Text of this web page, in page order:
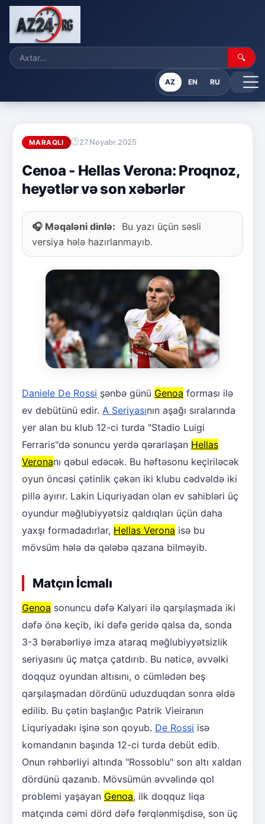
🔍
AZ EN RU
MARAQLI 27.Noyabr.2025
Cenoa - Hellas Verona: Proqnoz,
heyətlər və son xəbərlər
🎧 Məqaləni dinlə:
Bu yazı üçün səsli
versiya hələ hazırlanmayıb.
Daniele De Rossi şənbə günü Genoa forması ilə
ev debütünü edir. A Seriyasının aşağı sıralarında
yer alan bu klub 12-ci turda "Stadio Luigi
Ferraris"də sonuncu yerdə qərarlaşan Hellas
Veronanı qəbul edəcək. Bu həftəsonu keçiriləcək
oyun öncəsi çətinlik çəkən iki klubu cədvəldə iki
pillə ayırır. Lakin Liquriyadan olan ev sahibləri üç
oyundur məğlubiyyətsiz qaldıqları üçün daha
yaxşı formadadırlar, Hellas Verona isə bu
mövsüm hələ də qələbə qazana bilməyib.
Matçın İcmalı
Genoa sonuncu dəfə Kalyari ilə qarşılaşmada iki
dəfə önə keçib, iki dəfə geridə qalsa da, sonda
3-3 bərabərliyə imza ataraq məğlubiyyətsizlik
seriyasını üç matça çatdırıb. Bu nəticə, əvvəlki
doqquz oyundan altısını, o cümlədən beş
qarşılaşmadan dördünü uduzduqdan sonra əldə
edilib. Bu çətin başlanğıc Patrik Vieiranın
Liquriyadakı işinə son qoyub. De Rossi isə
komandanın başında 12-ci turda debüt edib.
Onun rəhbərliyi altında "Rossoblu" son altı xaldan
dördünü qazanıb. Mövsümün əvvəlində qol
problemi yaşayan Genoa, ilk doqquz liqa
matçında cəmi dörd dəfə fərqlənmişdisə, son üç